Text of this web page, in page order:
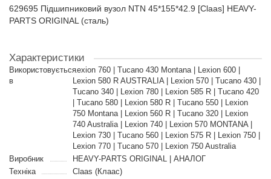
629695 Підшипниковий вузол NTN 45*155*42.9 [Claas] HEAVY-
PARTS ORIGINAL (сталь)
Характеристики
Використовується
в
Lexion 760 | Tucano 430 Montana | Lexion 600 |
Lexion 580 R AUSTRALIA | Lexion 570 | Tucano 430 |
Tucano 340 | Lexion 780 | Lexion 585 R | Tucano 420
| Tucano 580 | Lexion 580 R | Tucano 550 | Lexion
750 Montana | Lexion 560 R | Tucano 320 | Lexion
740 Australia | Lexion 740 | Lexion 570 MONTANA |
Lexion 730 | Tucano 560 | Lexion 575 R | Lexion 750 |
Lexion 770 | Tucano 570 | Lexion 750 Australia
Виробник
HEAVY-PARTS ORIGINAL | АНАЛОГ
Техніка
Claas (Клаас)